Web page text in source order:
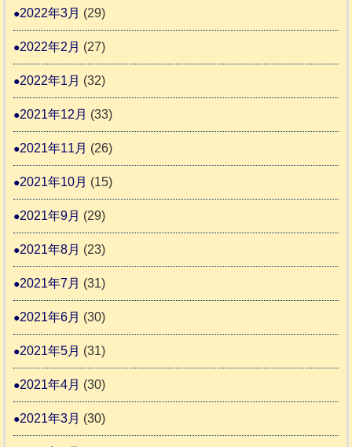
2022年3月 (29)
2022年2月 (27)
2022年1月 (32)
2021年12月 (33)
2021年11月 (26)
2021年10月 (15)
2021年9月 (29)
2021年8月 (23)
2021年7月 (31)
2021年6月 (30)
2021年5月 (31)
2021年4月 (30)
2021年3月 (30)